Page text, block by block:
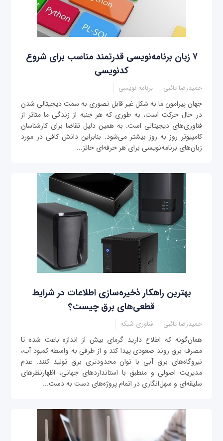
۷ زبان برنامه‌نویسی قدرتمند مناسب برای شروع
کدنویسی
حمیدرضا تائبی برنامه نویسی
جهان پیرامون ما به شکل غیر قابل تصوری به سمت دیجیتالی شدن
در حال حرکت است، به طوری که هر جنبه از زندگی ما متاثر از
فناوری‌های دیجیتالی است. به همین دلیل تقاضا برای کارشناسان
کامپیوتر روز به روز بیشتر می‌شود. بنابراین دانش کافی در مورد
زبان‌های برنامه‌نویسی برای هر حرفه‌ای حائز...
بهترین راهکار ذخیره‌سازی اطلاعات در شرایط
قطعی‌های برق چیست؟
حمیدرضا تائبی فناوری شبکه
همان‌گونه که اطلاع دارید گرمای بیش از اندازه باعث شده تا
مصرف برق روند صعودی پیدا کند و از طرفی به واسطه کمبود آب،
نیروگاه‌های برق آبی با توان محدودتری برق تولید کنند. عدم
مدیریت اصولی و منطبق با استانداردهای جهانی، اظهارنظرهای
سلیقه‌ای و سهل‌انگاری در اتمام پروژه‌های دست به دست...